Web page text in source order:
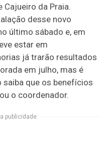
Cajueiro da Praia.
desse novo
último sábado e, em
estar em
já trarão resultados
em julho, mas é
saiba que os benefícios
o coordenador.
publicidade